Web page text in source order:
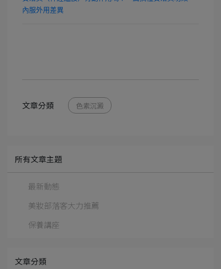
內服外用差異
文章分類 色素沉澱
所有文章主題
最新動態
美妝部落客大力推薦
保養講座
文章分類